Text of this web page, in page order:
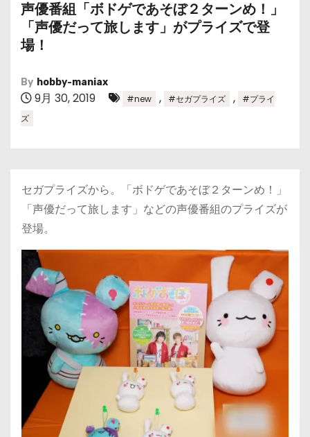
声優番組「ボドゲであそぼ２ターンめ！」
「声優だって旅します」がプライズで登
場！
By hobby-maniax
9月 30, 2019 #new , #セガプライズ ,
#プライ
ズ
セガプライズから。「ボドゲであそぼ２ターンめ！」
「声優だって旅します」などの声優番組のプライズが
登場。